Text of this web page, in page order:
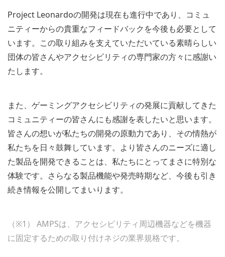
Project Leonardoの開発は現在も進行中であり、コミュ
ニティーからの貴重なフィードバックを今後も必要として
います。この取り組みを支えていただいている素晴らしい
団体の皆さんやアクセシビリティの専門家の方々に感謝い
たします。
また、ゲーミングアクセシビリティの発展に貢献してきた
コミュニティーの皆さんにも感謝を表したいと思います。
皆さんの想いが私たちの開発の原動力であり、その情熱が
私たちを日々鼓舞しています。より皆さんのニーズに適し
た製品を開発できることは、私たちにとってまさに特別な
体験です。さらなる製品機能や発売時期など、今後も引き
続き情報を公開してまいります。
（※1） AMPSは、アクセシビリティ周辺機器などを機器
に固定するための取り付けネジの業界規格です。